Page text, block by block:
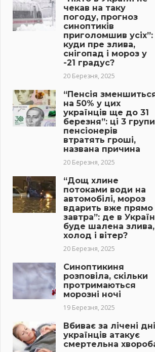
чекав на таку
погоду, прогноз
синоптиків
приголомшив усіх”:
куди пре злива,
снігопад і мороз у
-21 градус?
20 Березня, 2025
“Пенсія
на 50% у цих
українців ще до 31
березня”: ці 3 групи
пенсіонерів
втратять гроші,
названа причина
20 Березня, 2025
“Дощ хлине
потоками води на
автомобілі, мороз
вдарить вже прямо
завтра”: де в
буде шалена злива,
холод і вітер?
20 Березня, 2025
Синоптикиня
розповіла, скільки
протримаються
морозні ночі
19 Березня, 2025
Вбиває за лічені
українців атакує
смертельна